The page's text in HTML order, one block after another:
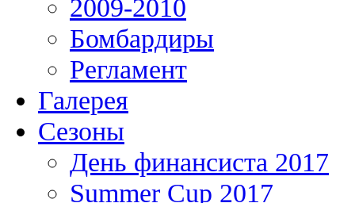
2009-2010
Бомбардиры
Регламент
Галерея
Сезоны
День финансиста 2017
Summer Cup 2017